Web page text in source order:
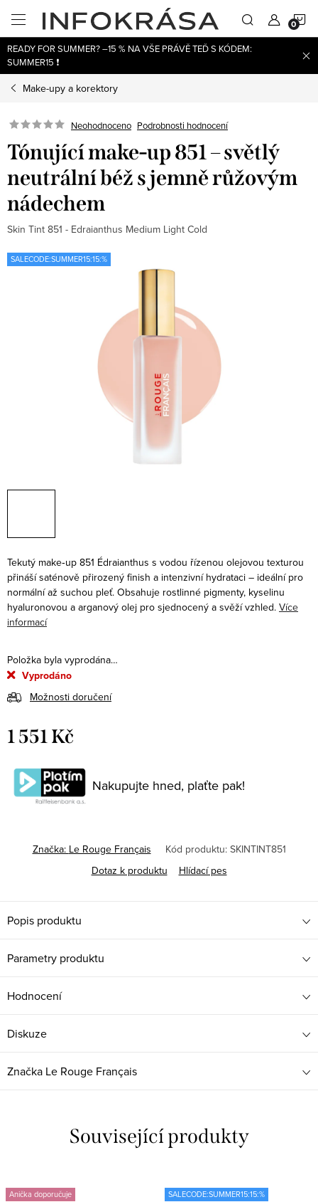
obsah
READY FOR SUMMER? –15 % NA VŠE PRÁVĚ TEĎ S KÓDEM:
SUMMER15 ❗
Make-upy a korektory
Neohodnoceno Podrobnosti hodnocení
Tónující make-up 851 – světlý
neutrální béž s jemně růžovým
nádechem
Skin Tint 851 - Edraianthus Medium Light Cold
SALECODE:SUMMER15:15:%
Tekutý make‑up 851 Édraianthus s vodou řízenou olejovou texturou
přináší saténově přirozený finish a intenzivní hydrataci – ideální pro
normální až suchou pleť. Obsahuje rostlinné pigmenty, kyselinu
hyaluronovou a arganový olej pro sjednocený a svěží vzhled. Více
informací
Položka byla vyprodána…
Vyprodáno
Možnosti doručení
1 551 Kč
cena:
Nakupujte hned, plaťte pak!
Značka: Le Rouge Français Kód produktu: SKINTINT851
Dotaz k produktu
Hlídací pes
Popis produktu
Parametry produktu
Hodnocení
Diskuze
Značka Le Rouge Français
Související produkty
Anička doporučuje
SALECODE:SUMMER15:15:%